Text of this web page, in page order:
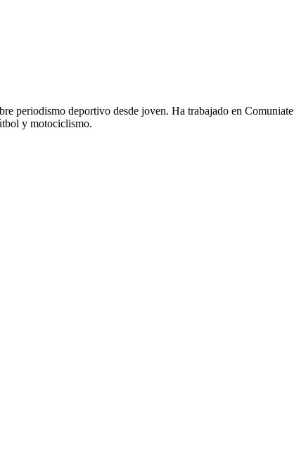
periodismo deportivo desde joven. Ha trabajado en Comuniate
y motociclismo.